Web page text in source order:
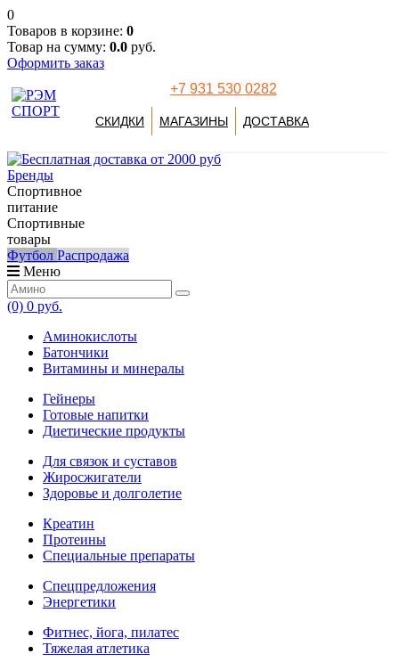
0
Товаров в корзине: 0
Товар на сумму: 0.0 руб.
Оформить заказ
+7 931 530 0282
СКИДКИ МАГАЗИНЫ ДОСТАВКА
Бренды
Спортивное
питание
Спортивные
товары
Футбол Распродажа
Меню
(0) 0 руб.
Аминокислоты
Батончики
Витамины и минералы
Гейнеры
Готовые напитки
Диетические продукты
Для связок и суставов
Жиросжигатели
Здоровье и долголетие
Креатин
Протеины
Специальные препараты
Спецпредложения
Энергетики
Фитнес, йога, пилатес
Тяжелая атлетика